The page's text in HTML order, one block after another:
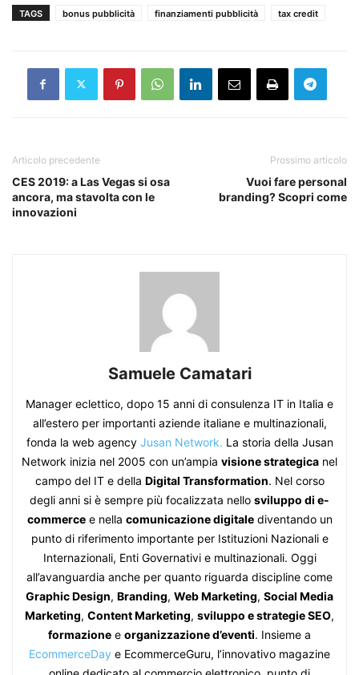
TAGS bonus pubblicità finanziamenti pubblicità tax credit
Articolo precedente
CES 2019: a Las Vegas si osa
ancora, ma stavolta con le
innovazioni
Prossimo articolo
Vuoi fare personal
branding? Scopri come
Samuele Camatari
Manager eclettico, dopo 15 anni di consulenza IT in Italia e
all’estero per importanti aziende italiane e multinazionali,
fonda la web agency Jusan Network. La storia della Jusan
Network inizia nel 2005 con un’ampia visione strategica nel
campo del IT e della Digital Transformation. Nel corso
degli anni si è sempre più focalizzata nello sviluppo di e-
commercee nella comunicazione digitalediventando un
punto di riferimento importante per Istituzioni Nazionali e
Internazionali, Enti Governativi e multinazionali. Oggi
all’avanguardia anche per quanto riguarda discipline come
Graphic Design, Branding, Web Marketing, Social Media
Marketing, Content Marketing, sviluppo e strategie SEO,
formazione e organizzazione d’eventi. Insieme a
EcommerceDay e EcommerceGuru, l’innovativo magazine